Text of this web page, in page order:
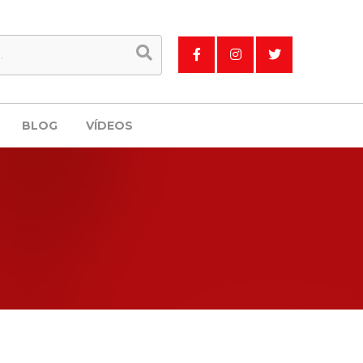
BLOG VÍDEOS